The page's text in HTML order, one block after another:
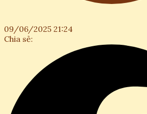
09/06/2025 21:24
Chia sẻ: